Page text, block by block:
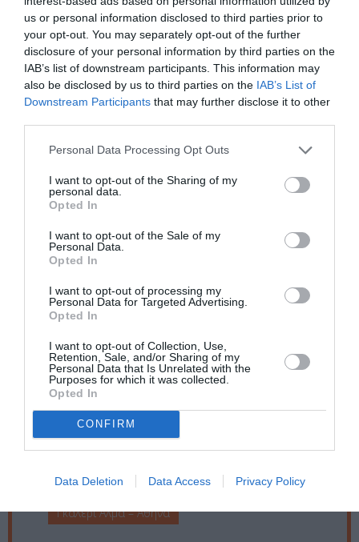
us or personal information disclosed to third parties prior to
your opt-out. You may separately opt-out of the further
disclosure of your personal information by third parties on the
IAB’s list of downstream participants. This information may
also be disclosed by us to third parties on the IAB’s List of
Downstream Participants that may further disclose it to other
Personal Data Processing Opt Outs
I want to opt-out of the Sharing of my
personal data.
Opted In
I want to opt-out of the Sale of my
Personal Data.
Opted In
I want to opt-out of processing my
Personal Data for Targeted Advertising.
Opted In
I want to opt-out of Collection, Use,
Retention, Sale, and/or Sharing of my
Personal Data that Is Unrelated with the
Purposes for which it was collected.
Opted In
CONFIRM
Data Deletion Data Access Privacy Policy
Κατερίνα Μερτζάνη
Φώτιος Μπάλας
Μανώλης Μπιτσάκης
Κωνσταντίνος Πάτσιος
Ράνια Ράγκου
Νίκος Σταματιάδης
Kαλλιτεχνική Διεύθυνση:Μαρία Αλμπάνη
Συνδιοργάνωση: Λόλα Νικολάου
Επιμέλεια:Στέφανος Τσιτσόπουλος
Κεντρική φωτογραφία θέματος: Μαρίνα Κροντηρά, The King,
Αθήνα 2022 (λεπτομέρεια)
Ταυτότητα Εκδήλωσης
Από: 23/06/2022 Εως:
23/07/2022
Εγκαίνια: Πέμπτη 23 Ιουνίου 2022, 19:00 – 22:00
Ώρες λειτουργίας: Τρίτη, Πέμπτη, Παρασκευή, 11:00 -
20:00, Τετάρτη & Σάββατο 11:00 - 15:00
Τοποθεσία:
Γκαλερί Άλμα, Υψηλάντου 24, Κολωνάκι, Αθήνα
Γκαλερί Άλμα – Αθήνα